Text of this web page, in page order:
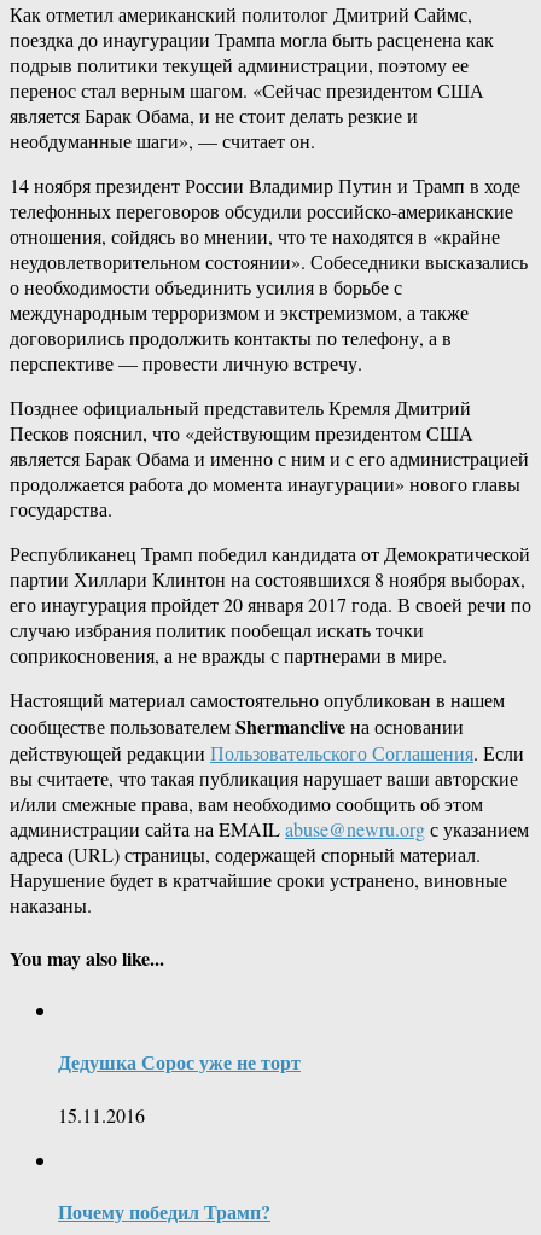
Как отметил американский политолог Дмитрий Саймс,
поездка до инаугурации Трампа могла быть расценена как
подрыв политики текущей администрации, поэтому ее
перенос стал верным шагом. «Сейчас президентом США
является Барак Обама, и не стоит делать резкие и
необдуманные шаги», — считает он.
14 ноября президент России Владимир Путин и Трамп в ходе
телефонных переговоров обсудили российско-американские
отношения, сойдясь во мнении, что те находятся в «крайне
неудовлетворительном состоянии». Собеседники высказались
о необходимости объединить усилия в борьбе с
международным терроризмом и экстремизмом, а также
договорились продолжить контакты по телефону, а в
перспективе — провести личную встречу.
Позднее официальный представитель Кремля Дмитрий
Песков пояснил, что «действующим президентом США
является Барак Обама и именно с ним и с его администрацией
продолжается работа до момента инаугурации» нового главы
государства.
Республиканец Трамп победил кандидата от Демократической
партии Хиллари Клинтон на состоявшихся 8 ноября выборах,
его инаугурация пройдет 20 января 2017 года. В своей речи по
случаю избрания политик пообещал искать точки
соприкосновения, а не вражды с партнерами в мире.
Настоящий материал самостоятельно опубликован в нашем
сообществе пользователемShermancliveна основании
действующей редакции Пользовательского Соглашения. Если
вы считаете, что такая публикация нарушает ваши авторские
и/или смежные права, вам необходимо сообщить об этом
администрации сайта на EMAILabuse@newru.orgс указанием
адреса (URL) страницы, содержащей спорный материал.
Нарушение будет в кратчайшие сроки устранено, виновные
наказаны.
You may also like...
Дедушка Сорос уже не торт
15.11.2016
Почему победил Трамп?